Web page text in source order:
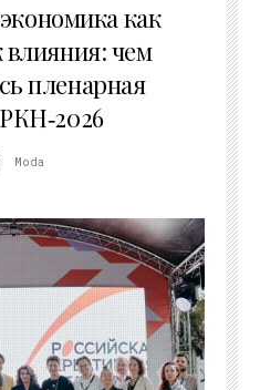
как
чем
пленарная
Moda